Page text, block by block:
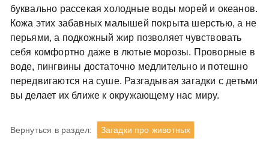
буквально рассекая холодные воды морей и океанов.
Кожа этих забавных малышей покрыта шерстью, а не
перьями, а подкожный жир позволяет чувствовать
себя комфортно даже в лютые морозы. Проворные в
воде, пингвины достаточно медлительно и потешно
передвигаются на суше. Разгадывая загадки с детьми
вы делает их ближе к окружающему нас миру.
Вернуться в раздел: Загадки про животных